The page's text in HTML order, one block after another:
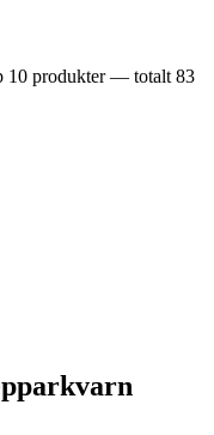
10 produkter — totalt 83